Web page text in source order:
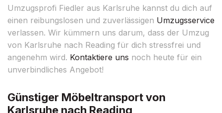
Umzugsprofi Fiedler aus Karlsruhe kannst du dich auf
einen reibungslosen und zuverlässigen Umzugsservice
verlassen. Wir kümmern uns darum, dass der Umzug
von Karlsruhe nach Reading für dich stressfrei und
angenehm wird. Kontaktiere uns noch heute für ein
unverbindliches Angebot!
Günstiger Möbeltransport von
Karlsruhe nach Reading